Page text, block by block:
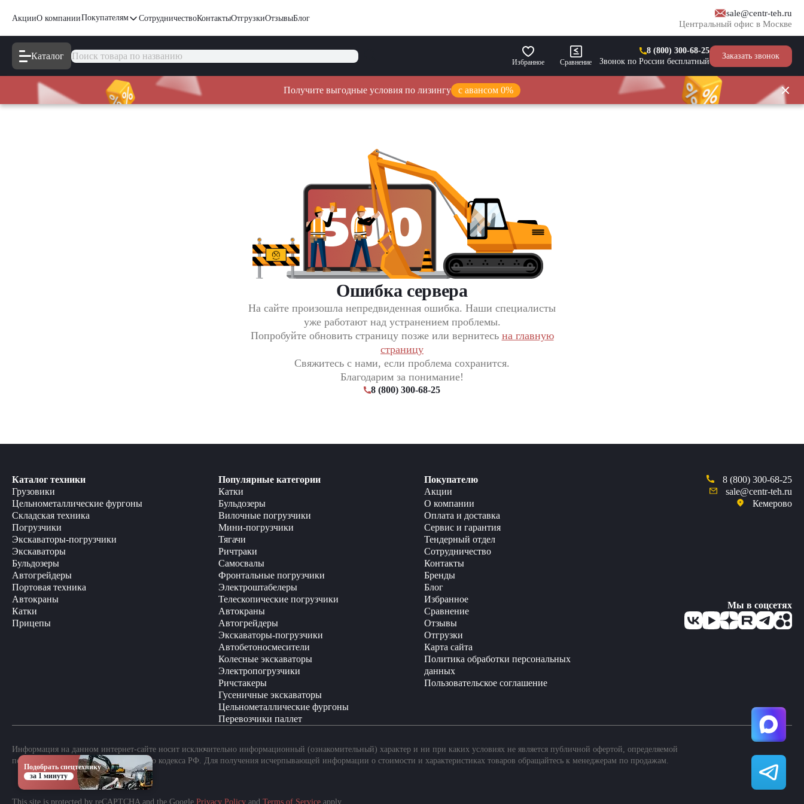
АкцииО компанииПокупателям СотрудничествоКонтактыОтгрузкиОтзывыБлог
sale@centr-teh.ru
Центральный офис в Москве
Каталог
Избранное Сравнение
8 (800) 300-68-25
Звонок по России бесплатный
Заказать звонок
Получите выгодные условия по лизингу с авансом 0%
Ошибка сервера
На сайте произошла непредвиденная ошибка. Наши специалисты
уже работают над устранением проблемы.
Попробуйте обновить страницу позже или вернитесь на главную
страницу
Свяжитесь с нами, если проблема сохранится.
Благодарим за понимание!
8 (800) 300-68-25
Каталог техники
Грузовики
Цельнометаллические фургоны
Складская техника
Погрузчики
Экскаваторы-погрузчики
Экскаваторы
Бульдозеры
Автогрейдеры
Портовая техника
Автокраны
Катки
Прицепы
Популярные категории
Катки
Бульдозеры
Вилочные погрузчики
Мини-погрузчики
Тягачи
Ричтраки
Самосвалы
Фронтальные погрузчики
Электроштабелеры
Телескопические погрузчики
Автокраны
Автогрейдеры
Экскаваторы-погрузчики
Автобетоносмесители
Колесные экскаваторы
Электропогрузчики
Ричстакеры
Гусеничные экскаваторы
Цельнометаллические фургоны
Перевозчики паллет
Покупателю
Акции
О компании
Оплата и доставка
Сервис и гарантия
Тендерный отдел
Сотрудничество
Контакты
Бренды
Блог
Избранное
Сравнение
Отзывы
Отгрузки
Карта сайта
Политика обработки персональных
данных
Пользовательское соглашение
8 (800) 300-68-25
sale@centr-teh.ru
Кемерово
Мы в соцсетях
Информация на данном интернет-сайте носит исключительно информационный (ознакомительный) характер и ни при каких условиях не является публичной офертой, определяемой
положениями Статьи 437 Гражданского кодекса РФ. Для получения исчерпывающей информации о стоимости и характеристиках товаров обращайтесь к менеджерам по продажам.
This site is protected by reCAPTCHA and the Google Privacy Policy and Terms of Service apply.
Подобрать спецтехнику
за 1 минуту